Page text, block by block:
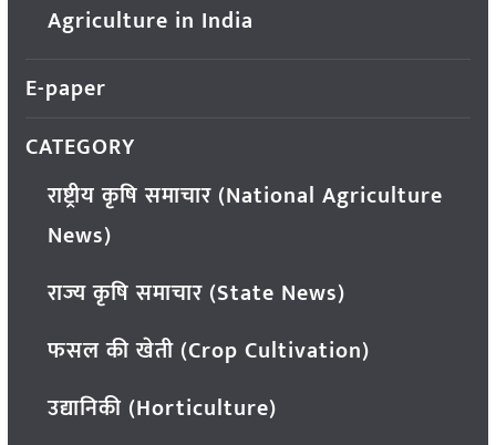
Agriculture in India
E-paper
CATEGORY
राष्ट्रीय कृषि समाचार (National Agriculture
News)
राज्य कृषि समाचार (State News)
फसल की खेती (Crop Cultivation)
उद्यानिकी (Horticulture)